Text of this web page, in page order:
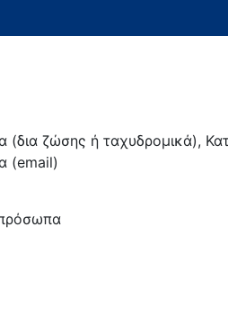
(δια ζώσης ή ταχυδρομικά),
(email)